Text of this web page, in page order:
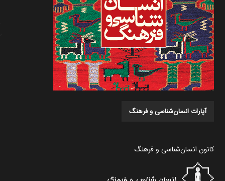
آپارات انسان‌شناسی و فرهنگ
کانون انسان‌شناسی و فرهنگ